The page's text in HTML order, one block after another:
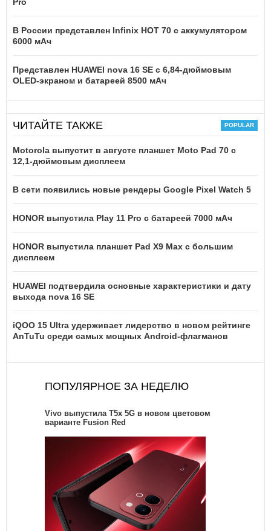
В России представлен Infinix HOT 70 с аккумулятором
6000 мАч
Представлен HUAWEI nova 16 SE с 6,84-дюймовым
OLED-экраном и батареей 8500 мАч
ЧИТАЙТЕ ТАКЖЕ
Motorola выпустит в августе планшет Moto Pad 70 с
12,1-дюймовым дисплеем
В сети появились новые рендеры Google Pixel Watch 5
HONOR выпустила Play 11 Pro с батареей 7000 мАч
HONOR выпустила планшет Pad X9 Max с большим
дисплеем
HUAWEI подтвердила основные характеристики и дату
выхода nova 16 SE
iQOO 15 Ultra удерживает лидерство в новом рейтинге
AnTuTu среди самых мощных Android-флагманов
ПОПУЛЯРНОЕ ЗА НЕДЕЛЮ
Vivo выпустила T5x 5G в новом цветовом
варианте Fusion Red